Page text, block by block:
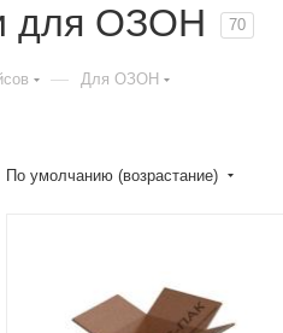
для ОЗОН 70
— Для ОЗОН
По умолчанию (возрастание)